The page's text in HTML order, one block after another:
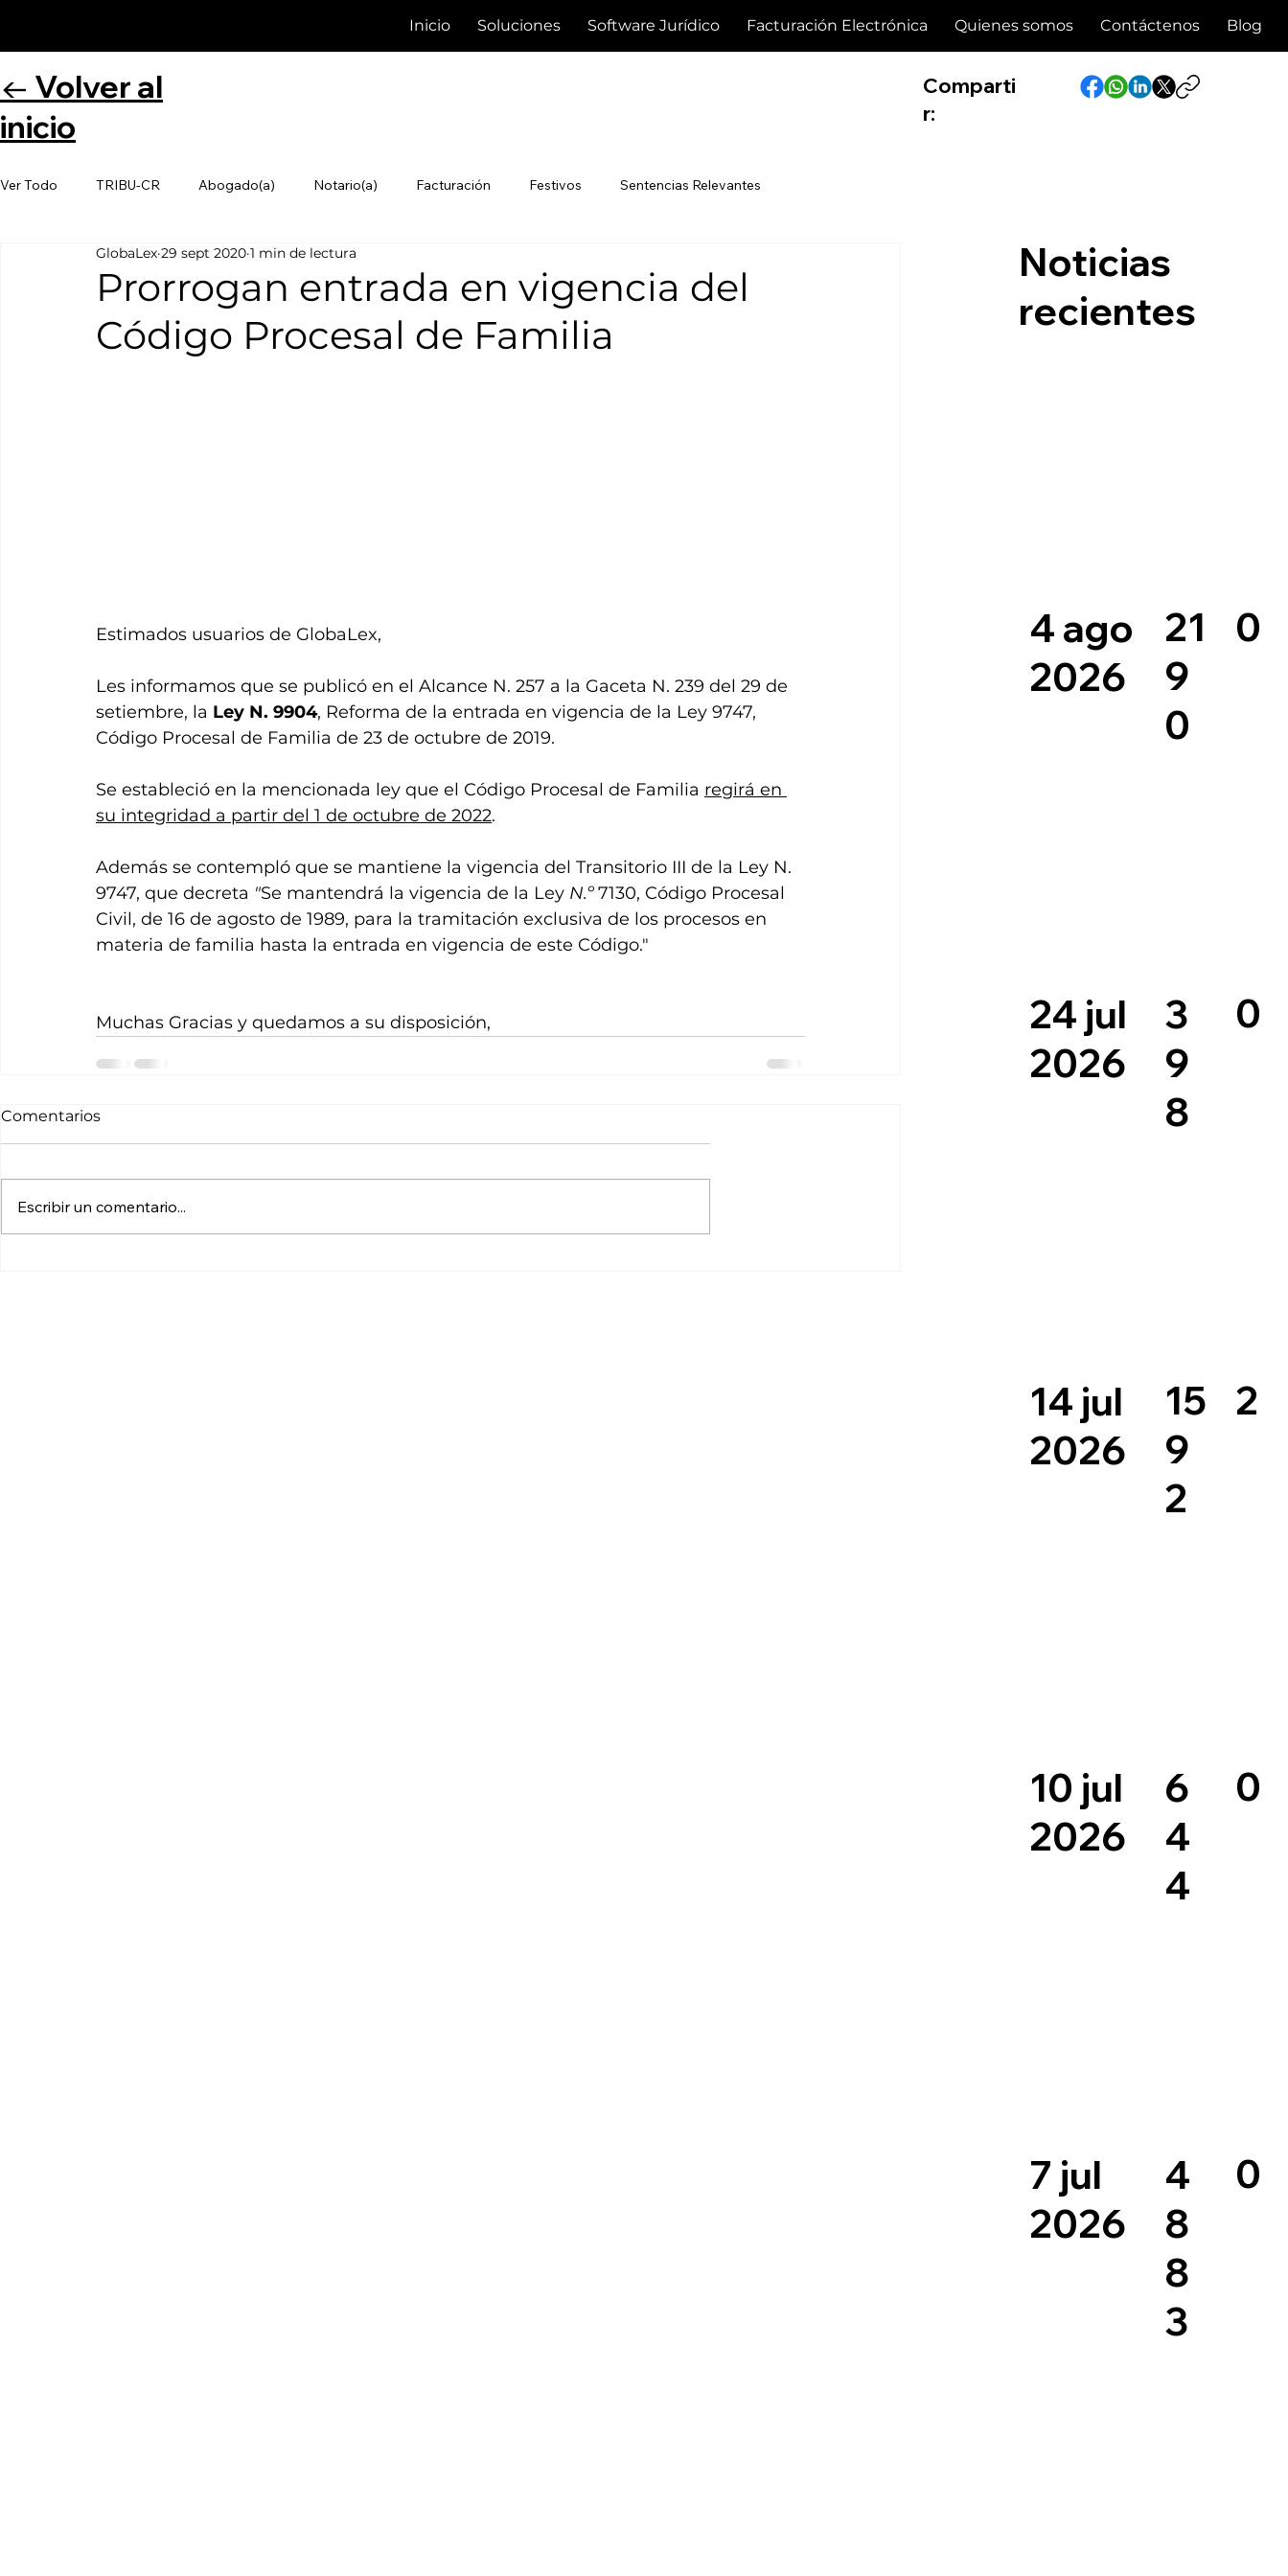
Inicio Soluciones Software Jurídico Facturación Electrónica Quienes somos Contáctenos Blog
Ver Todo TRIBU-CR Abogado(a) Notario(a) Facturación Festivos Sentencias Relevantes
Prorrogan entrada en vigencia del
Código Procesal de Familia
GlobaLex 29 sept 2020 1 min de lectura
Estimados usuarios de GlobaLex,
Les informamos que se publicó en el Alcance N. 257 a la Gaceta N. 239 del 29 de
setiembre, la Ley N. 9904, Reforma de la entrada en vigencia de la Ley 9747,
Código Procesal de Familia de 23 de octubre de 2019.
Se estableció en la mencionada ley que el Código Procesal de Familia regirá en
su integridad a partir del 1 de octubre de 2022.
Además se contempló que se mantiene la vigencia del Transitorio III de la Ley N.
9747, que decreta "Se mantendrá la vigencia de la Ley N.º 7130, Código Procesal
Civil, de 16 de agosto de 1989, para la tramitación exclusiva de los procesos en
materia de familia hasta la entrada en vigencia de este Código."
Muchas Gracias y quedamos a su disposición,
Comentarios
Escribir un comentario...
Noticias
recientes
4 ago
2026
21
9
0
0
24 jul
2026
3
9
8
0
14 jul
2026
15
9
2
2
10 jul
2026
6
4
4
0
7 jul
2026
4
8
8
3
0
← Volver al
inicio
Comparti
r: